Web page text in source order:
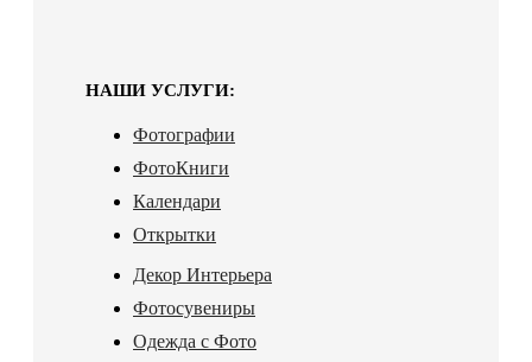
НАШИ УСЛУГИ:
Фотографии
ФотоКниги
Календари
Открытки
Декор Интерьера
Фотосувениры
Одежда с Фото